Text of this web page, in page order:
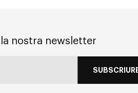
nostra newsletter